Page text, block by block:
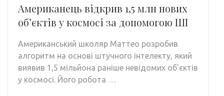
Американець відкрив 1,5 млн нових
об’єктів у космосі за допомогою ШІ
Американський школяр Маттео розробив
алгоритм на основі штучного інтелекту, який
виявив 1,5 мільйона раніше невідомих об’єктів
у космосі. Його робота …